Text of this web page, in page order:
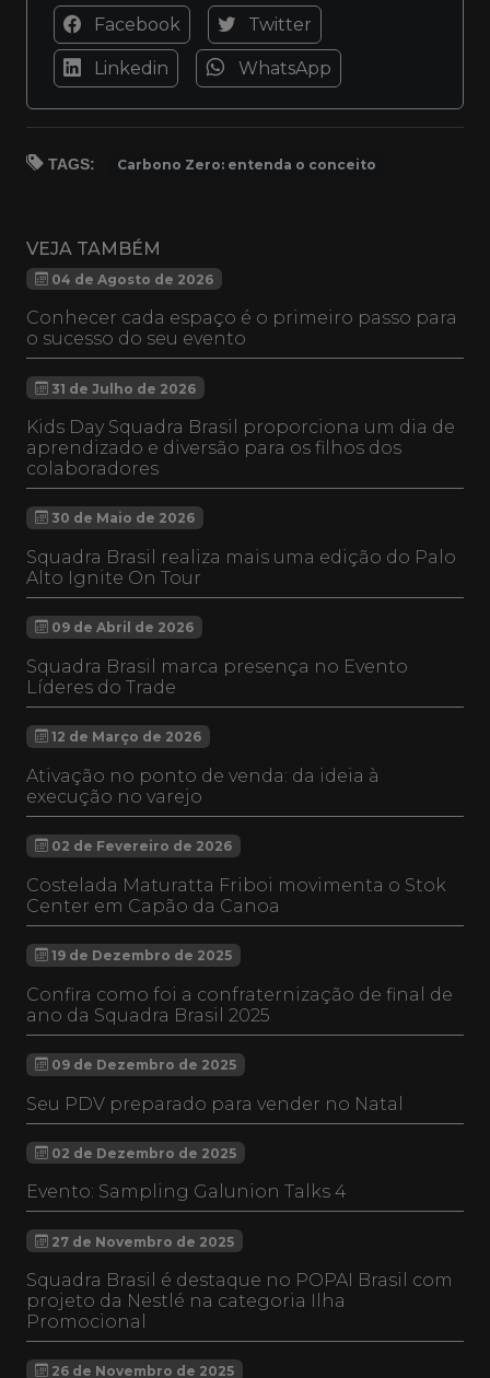
Facebook Twitter
Linkedin WhatsApp
TAGS: Carbono Zero: entenda o conceito
VEJA TAMBÉM
04 de Agosto de 2026
Conhecer cada espaço é o primeiro passo para
o sucesso do seu evento
31 de Julho de 2026
Kids Day Squadra Brasil proporciona um dia de
aprendizado e diversão para os filhos dos
colaboradores
30 de Maio de 2026
Squadra Brasil realiza mais uma edição do Palo
Alto Ignite On Tour
09 de Abril de 2026
Squadra Brasil marca presença no Evento
Líderes do Trade
12 de Março de 2026
Ativação no ponto de venda: da ideia à
execução no varejo
02 de Fevereiro de 2026
Costelada Maturatta Friboi movimenta o Stok
Center em Capão da Canoa
19 de Dezembro de 2025
Confira como foi a confraternização de final de
ano da Squadra Brasil 2025
09 de Dezembro de 2025
Seu PDV preparado para vender no Natal
02 de Dezembro de 2025
Evento: Sampling Galunion Talks 4
27 de Novembro de 2025
Squadra Brasil é destaque no POPAI Brasil com
projeto da Nestlé na categoria Ilha
Promocional
26 de Novembro de 2025